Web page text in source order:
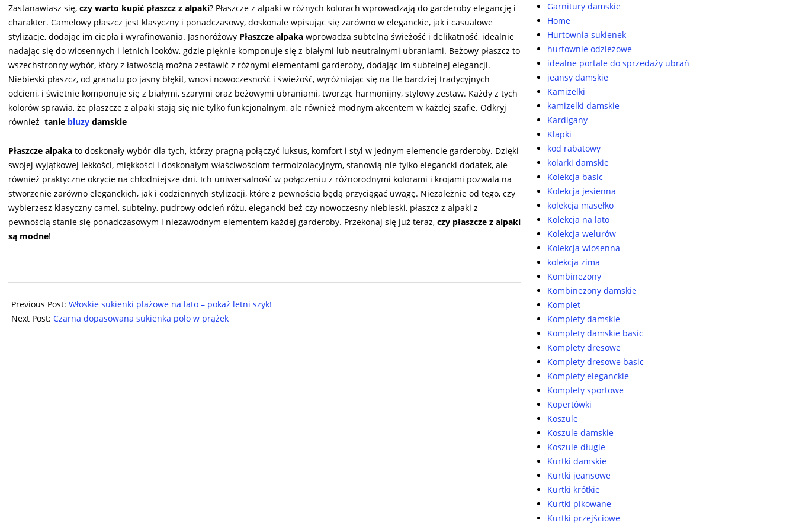
Zastanawiasz się, czy warto kupić płaszcz z alpaki? Płaszcze z alpaki w różnych kolorach wprowadzają do garderoby elegancję i
charakter. Camelowy płaszcz jest klasyczny i ponadczasowy, doskonale wpisując się zarówno w eleganckie, jak i casualowe
stylizacje, dodając im ciepła i wyrafinowania. Jasnoróżowy Płaszcze alpaka wprowadza subtelną świeżość i delikatność, idealnie
nadając się do wiosennych i letnich looków, gdzie pięknie komponuje się z białymi lub neutralnymi ubraniami. Beżowy płaszcz to
wszechstronny wybór, który z łatwością można zestawić z różnymi elementami garderoby, dodając im subtelnej elegancji.
Niebieski płaszcz, od granatu po jasny błękit, wnosi nowoczesność i świeżość, wyróżniając się na tle bardziej tradycyjnych
odcieni, i świetnie komponuje się z białymi, szarymi oraz beżowymi ubraniami, tworząc harmonijny, stylowy zestaw. Każdy z tych
kolorów sprawia, że płaszcze z alpaki stają się nie tylko funkcjonalnym, ale również modnym akcentem w każdej szafie. Odkryj
również tanie bluzy damskie
Płaszcze alpaka to doskonały wybór dla tych, którzy pragną połączyć luksus, komfort i styl w jednym elemencie garderoby. Dzięki
swojej wyjątkowej lekkości, miękkości i doskonałym właściwościom termoizolacyjnym, stanowią nie tylko elegancki dodatek, ale
również praktyczne okrycie na chłodniejsze dni. Ich uniwersalność w połączeniu z różnorodnymi kolorami i krojami pozwala na
stworzenie zarówno eleganckich, jak i codziennych stylizacji, które z pewnością będą przyciągać uwagę. Niezależnie od tego, czy
wybierzesz klasyczny camel, subtelny, pudrowy odcień różu, elegancki beż czy nowoczesny niebieski, płaszcz z alpaki z
pewnością stanie się ponadczasowym i niezawodnym elementem każdej garderoby. Przekonaj się już teraz, czy płaszcze z alpaki
są modne!
09-
10
Previous Post: Włoskie sukienki plażowe na lato – pokaż letni szyk!
Next Post: Czarna dopasowana sukienka polo w prążek
Garnitury damskie
Home
Hurtownia sukienek
hurtownie odzieżowe
idealne portale do sprzedaży ubrań
jeansy damskie
Kamizelki
kamizelki damskie
Kardigany
Klapki
kod rabatowy
kolarki damskie
Kolekcja basic
Kolekcja jesienna
kolekcja masełko
Kolekcja na lato
Kolekcja welurów
Kolekcja wiosenna
kolekcja zima
Kombinezony
Kombinezony damskie
Komplet
Komplety damskie
Komplety damskie basic
Komplety dresowe
Komplety dresowe basic
Komplety eleganckie
Komplety sportowe
Kopertówki
Koszule
Koszule damskie
Koszule długie
Kurtki damskie
Kurtki jeansowe
Kurtki krótkie
Kurtki pikowane
Kurtki przejściowe